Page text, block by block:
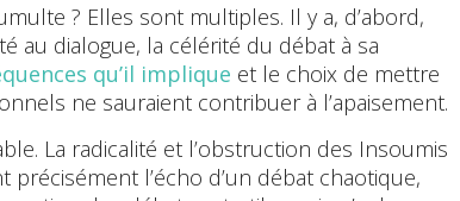
? Elles sont multiples. Il y a, d’abord,
au dialogue, la célérité du débat à sa
qu’il implique et le choix de mettre
ne sauraient contribuer à l’apaisement.
La radicalité et l’obstruction des Insoumis
l’écho d’un débat chaotique,